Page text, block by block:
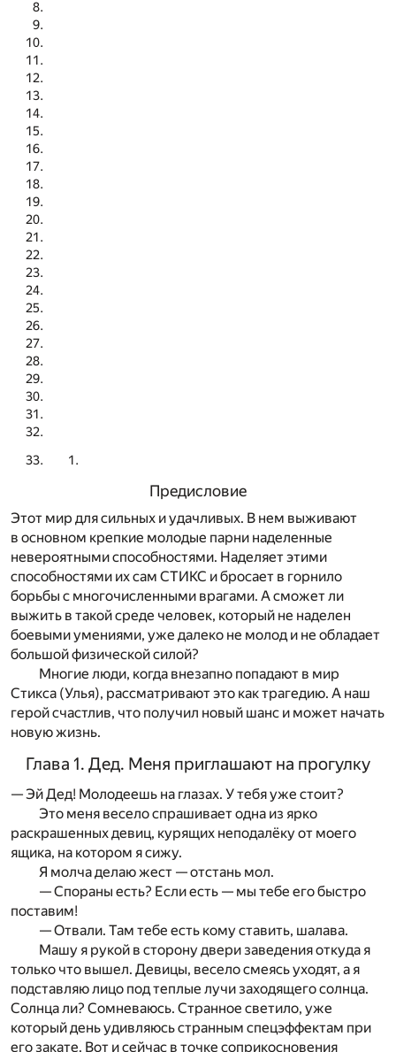
Предисловие
Этот мир для сильных и удачливых. В нем выживают
в основном крепкие молодые парни наделенные
невероятными способностями. Наделяет этими
способностями их сам СТИКС и бросает в горнило
борьбы с многочисленными врагами. А сможет ли
выжить в такой среде человек, который не наделен
боевыми умениями, уже далеко не молод и не обладает
большой физической силой?
Многие люди, когда внезапно попадают в мир
Стикса (Улья), рассматривают это как трагедию. А наш
герой счастлив, что получил новый шанс и может начать
новую жизнь.
Глава 1. Дед. Меня приглашают на прогулку
— Эй Дед! Молодеешь на глазах. У тебя уже стоит?
Это меня весело спрашивает одна из ярко
раскрашенных девиц, курящих неподалёку от моего
ящика, на котором я сижу.
Я молча делаю жест — отстань мол.
— Спораны есть? Если есть — мы тебе его быстро
поставим!
— Отвали. Там тебе есть кому ставить, шалава.
Машу я рукой в сторону двери заведения откуда я
только что вышел. Девицы, весело смеясь уходят, а я
подставляю лицо под теплые лучи заходящего солнца.
Солнца ли? Сомневаюсь. Странное светило, уже
который день удивляюсь странным спецэффектам при
его закате. Вот и сейчас в точке соприкосновения